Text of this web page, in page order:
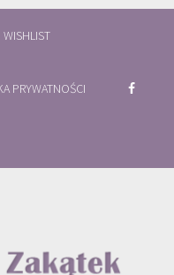
WISHLIST
PRYWATNOŚCI